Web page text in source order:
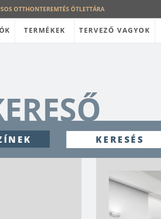
OTTHONTEREMTÉS ÖTLETTÁRA
TERMÉKEK TERVEZŐ VAGYOK